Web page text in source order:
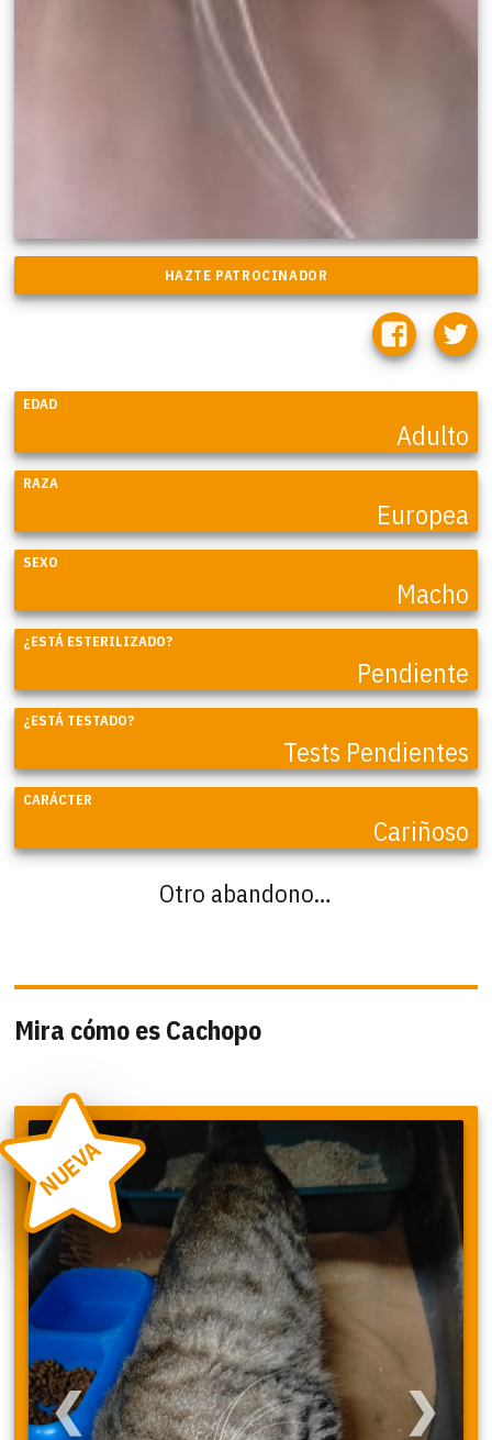
EDAD
Adulto
RAZA
Europea
SEXO
Macho
¿ESTÁ ESTERILIZADO?
Pendiente
¿ESTÁ TESTADO?
Tests Pendientes
CARÁCTER
Cariñoso
Otro abandono…
Mira cómo es Cachopo
❮ ❯
NUEVA